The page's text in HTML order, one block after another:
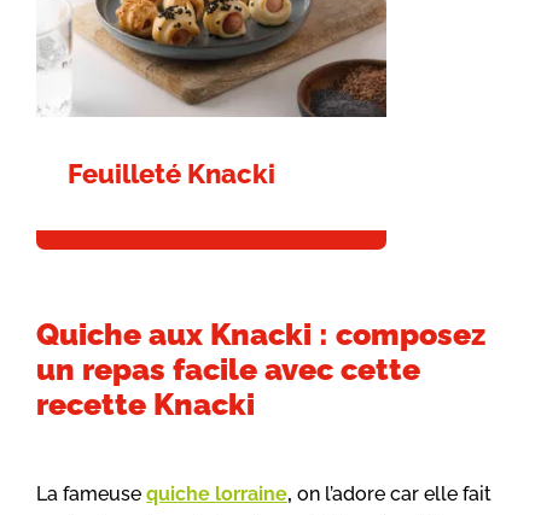
Feuilleté Knacki
Quiche aux Knacki : composez
un repas facile avec cette
recette Knacki
La fameuse quiche lorraine, on l’adore car elle fait